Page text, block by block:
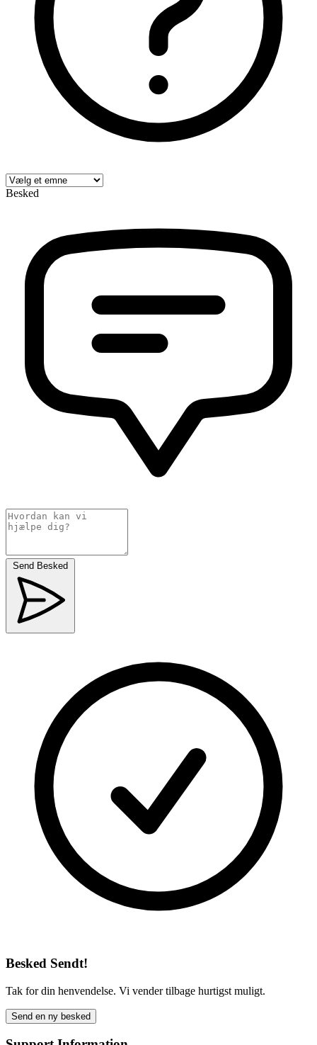
Besked
Send Besked
Besked Sendt!
Tak for din henvendelse. Vi vender tilbage hurtigst muligt.
Send en ny besked